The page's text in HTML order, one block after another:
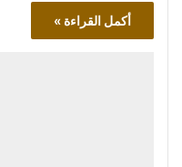
أكمل القراءة »